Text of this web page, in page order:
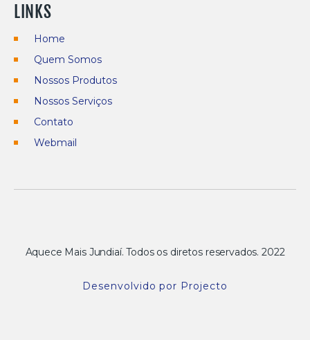
LINKS
Home
Quem Somos
Nossos Produtos
Nossos Serviços
Contato
Webmail
Aquece Mais Jundiaí. Todos os diretos reservados. 2022
Desenvolvido por Projecto